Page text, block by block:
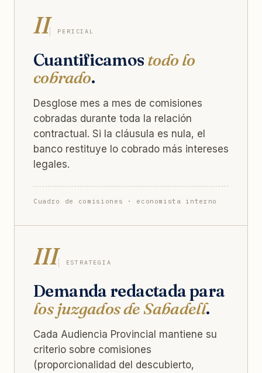
II PERICIAL
Cuantificamostodo lo
cobrado.
Desglose mes a mes de comisiones
cobradas durante toda la relación
contractual. Si la cláusula es nula, el
banco restituye lo cobrado más intereses
legales.
Cuadro de comisiones · economista interno
III ESTRATEGIA
Demanda redactada para
los juzgados de Sabadell.
Cada Audiencia Provincial mantiene su
criterio sobre comisiones
(proporcionalidad del descubierto,